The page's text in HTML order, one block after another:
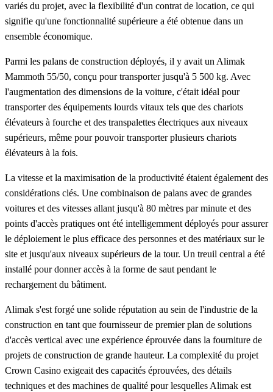
variés du projet, avec la flexibilité d'un contrat de location, ce qui
signifie qu'une fonctionnalité supérieure a été obtenue dans un
ensemble économique.
Parmi les palans de construction déployés, il y avait un Alimak
Mammoth 55/50, conçu pour transporter jusqu'à 5 500 kg. Avec
l'augmentation des dimensions de la voiture, c'était idéal pour
transporter des équipements lourds vitaux tels que des chariots
élévateurs à fourche et des transpalettes électriques aux niveaux
supérieurs, même pour pouvoir transporter plusieurs chariots
élévateurs à la fois.
La vitesse et la maximisation de la productivité étaient également des
considérations clés. Une combinaison de palans avec de grandes
voitures et des vitesses allant jusqu'à 80 mètres par minute et des
points d'accès pratiques ont été intelligemment déployés pour assurer
le déploiement le plus efficace des personnes et des matériaux sur le
site et jusqu'aux niveaux supérieurs de la tour. Un treuil central a été
installé pour donner accès à la forme de saut pendant le
rechargement du bâtiment.
Alimak s'est forgé une solide réputation au sein de l'industrie de la
construction en tant que fournisseur de premier plan de solutions
d'accès vertical avec une expérience éprouvée dans la fourniture de
projets de construction de grande hauteur. La complexité du projet
Crown Casino exigeait des capacités éprouvées, des détails
techniques et des machines de qualité pour lesquelles Alimak est